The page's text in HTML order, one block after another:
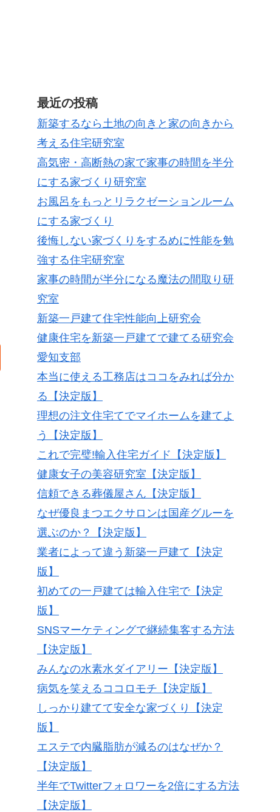
最近の投稿
新築するなら土地の向きと家の向きから
考える住宅研究室
高気密・高断熱の家で家事の時間を半分
にする家づくり研究室
お風呂をもっとリラクゼーションルーム
にする家づくり
後悔しない家づくりをするめに性能を勉
強する住宅研究室
家事の時間が半分になる魔法の間取り研
究室
新築一戸建て住宅性能向上研究会
健康住宅を新築一戸建てで建てる研究会
愛知支部
本当に使える工務店はココをみれば分か
る【決定版】
理想の注文住宅てでマイホームを建てよ
う【決定版】
これで完璧!輸入住宅ガイド【決定版】
健康女子の美容研究室【決定版】
信頼できる葬儀屋さん【決定版】
なぜ優良まつエクサロンは国産グルーを
選ぶのか？【決定版】
業者によって違う新築一戸建て【決定
版】
初めての一戸建ては輸入住宅で【決定
版】
SNSマーケティングで継続集客する方法
【決定版】
みんなの水素水ダイアリー【決定版】
病気を笑えるココロモチ【決定版】
しっかり建てて安全な家づくり【決定
版】
エステで内臓脂肪が減るのはなぜか？
【決定版】
半年でTwitterフォロワーを2倍にする方法
【決定版】